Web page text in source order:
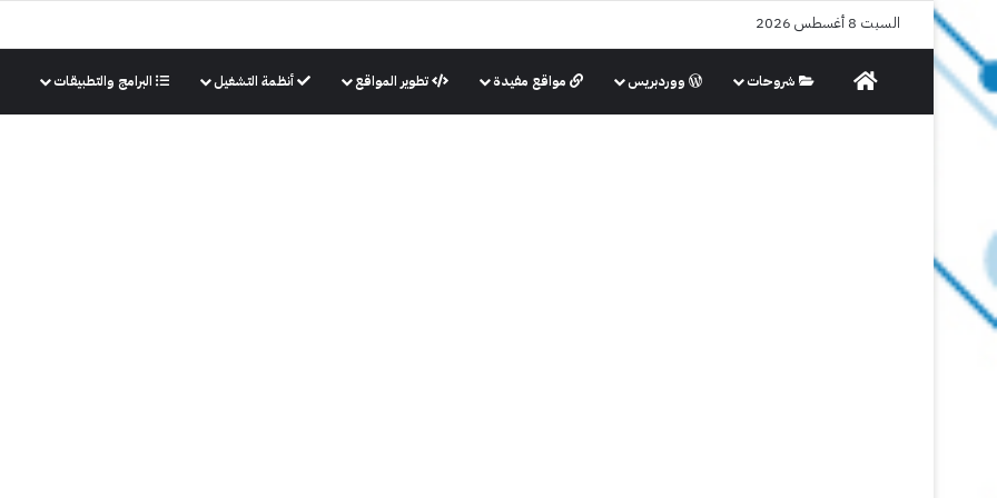
السبت 8 أغسطس 2026
الرئيسية شروحات ووردبريس مواقع مفيدة تطوير المواقع أنظمة التشغيل البرامج والتطبيقات